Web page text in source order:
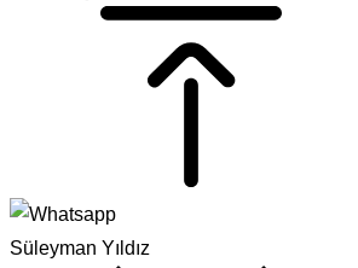
Süleyman Yıldız